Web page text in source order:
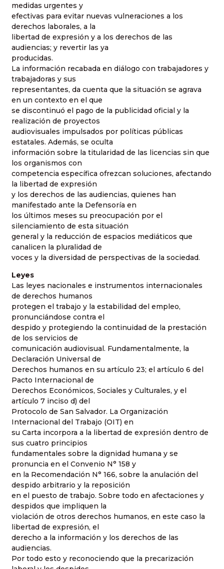
medidas urgentes y
efectivas para evitar nuevas vulneraciones a los
derechos laborales, a la
libertad de expresión y a los derechos de las
audiencias; y revertir las ya
producidas.
La información recabada en diálogo con trabajadores y
trabajadoras y sus
representantes, da cuenta que la situación se agrava
en un contexto en el que
se discontinuó el pago de la publicidad oficial y la
realización de proyectos
audiovisuales impulsados por políticas públicas
estatales. Además, se oculta
información sobre la titularidad de las licencias sin que
los organismos con
competencia específica ofrezcan soluciones, afectando
la libertad de expresión
y los derechos de las audiencias, quienes han
manifestado ante la Defensoría en
los últimos meses su preocupación por el
silenciamiento de esta situación
general y la reducción de espacios mediáticos que
canalicen la pluralidad de
voces y la diversidad de perspectivas de la sociedad.
Leyes
Las leyes nacionales e instrumentos internacionales
de derechos humanos
protegen el trabajo y la estabilidad del empleo,
pronunciándose contra el
despido y protegiendo la continuidad de la prestación
de los servicios de
comunicación audiovisual. Fundamentalmente, la
Declaración Universal de
Derechos humanos en su artículo 23; el artículo 6 del
Pacto Internacional de
Derechos Económicos, Sociales y Culturales, y el
artículo 7 inciso d) del
Protocolo de San Salvador. La Organización
Internacional del Trabajo (OIT) en
su Carta incorpora a la libertad de expresión dentro de
sus cuatro principios
fundamentales sobre la dignidad humana y se
pronuncia en el Convenio N° 158 y
en la Recomendación N° 166, sobre la anulación del
despido arbitrario y la reposición
en el puesto de trabajo. Sobre todo en afectaciones y
despidos que impliquen la
violación de otros derechos humanos, en este caso la
libertad de expresión, el
derecho a la información y los derechos de las
audiencias.
Por todo esto y reconociendo que la precarización